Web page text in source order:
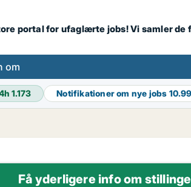
portal for ufaglærte jobs! Vi samler
om
1.173 Notifikationer om nye jobs
Få yderligere info om